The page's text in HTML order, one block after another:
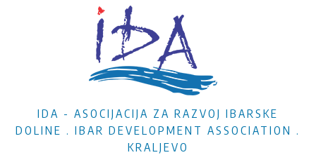
IDA - ASOCIJACIJA ZA RAZVOJ IBARSKE
DOLINE . IBAR DEVELOPMENT ASSOCIATION .
KRALJEVO